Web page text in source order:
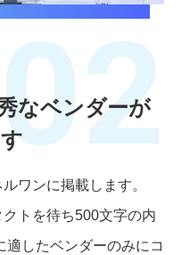
なベンダーが
02
ワンに掲載します。
トを待ち500文字の内
したベンダーのみにコ